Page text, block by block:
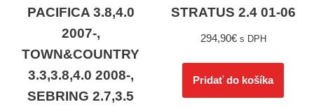
PACIFICA 3.8,4.0
2007-,
TOWN&COUNTRY
3.3,3.8,4.0 2008-,
SEBRING 2.7,3.5
STRATUS 2.4 01-06
294,90€ s DPH
Pridať do košíka